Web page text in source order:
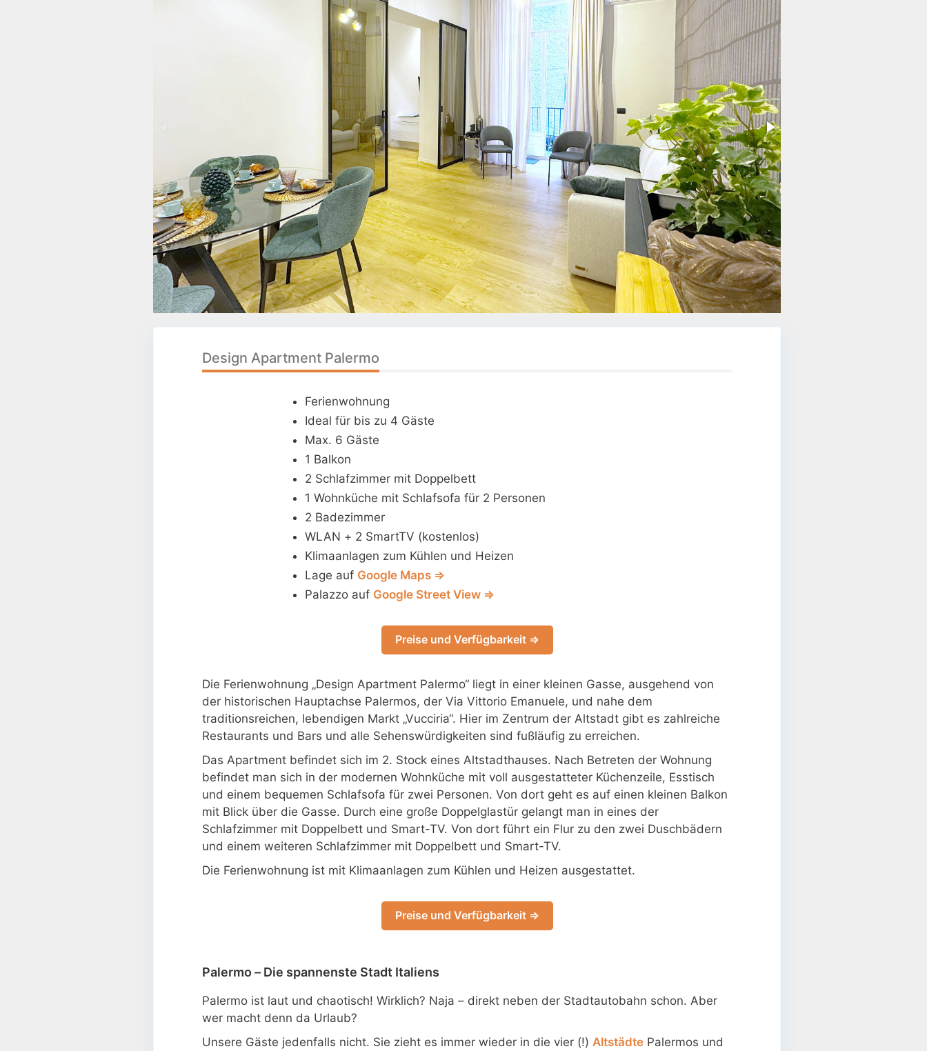
Design Apartment Palermo
Ferienwohnung
Ideal für bis zu 4 Gäste
Max. 6 Gäste
1 Balkon
2 Schlafzimmer mit Doppelbett
1 Wohnküche mit Schlafsofa für 2 Personen
2 Badezimmer
WLAN + 2 SmartTV (kostenlos)
Klimaanlagen zum Kühlen und Heizen
Lage auf Google Maps ⇒
Palazzo auf Google Street View ⇒
Preise und Verfügbarkeit ⇒
Die Ferienwohnung „Design Apartment Palermo“ liegt in einer kleinen Gasse, ausgehend von
der historischen Hauptachse Palermos, der Via Vittorio Emanuele, und nahe dem
traditionsreichen, lebendigen Markt „Vucciria“. Hier im Zentrum der Altstadt gibt es zahlreiche
Restaurants und Bars und alle Sehenswürdigkeiten sind fußläufig zu erreichen.
Das Apartment befindet sich im 2. Stock eines Altstadthauses. Nach Betreten der Wohnung
befindet man sich in der modernen Wohnküche mit voll ausgestatteter Küchenzeile, Esstisch
und einem bequemen Schlafsofa für zwei Personen. Von dort geht es auf einen kleinen Balkon
mit Blick über die Gasse. Durch eine große Doppelglastür gelangt man in eines der
Schlafzimmer mit Doppelbett und Smart-TV. Von dort führt ein Flur zu den zwei Duschbädern
und einem weiteren Schlafzimmer mit Doppelbett und Smart-TV.
Die Ferienwohnung ist mit Klimaanlagen zum Kühlen und Heizen ausgestattet.
Preise und Verfügbarkeit ⇒
Palermo – Die spannenste Stadt Italiens
Palermo ist laut und chaotisch! Wirklich? Naja – direkt neben der Stadtautobahn schon. Aber
wer macht denn da Urlaub?
Unsere Gäste jedenfalls nicht. Sie zieht es immer wieder in die vier (!) Altstädte Palermos und